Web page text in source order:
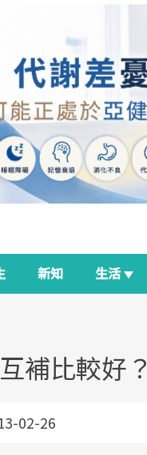
新知 生活
補比較好？
02-26